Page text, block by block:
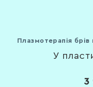
Плазмотерапія
У
3